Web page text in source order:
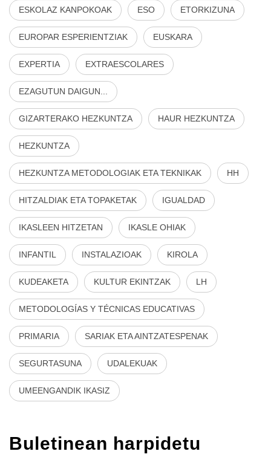
ESKOLAZ KANPOKOAK ESO ETORKIZUNA
EUROPAR ESPERIENTZIAK EUSKARA
EXPERTIA EXTRAESCOLARES
EZAGUTUN DAIGUN...
GIZARTERAKO HEZKUNTZA HAUR HEZKUNTZA
HEZKUNTZA
HEZKUNTZA METODOLOGIAK ETA TEKNIKAK HH
HITZALDIAK ETA TOPAKETAK IGUALDAD
IKASLEEN HITZETAN IKASLE OHIAK
INFANTIL INSTALAZIOAK KIROLA
KUDEAKETA KULTUR EKINTZAK LH
METODOLOGÍAS Y TÉCNICAS EDUCATIVAS
PRIMARIA SARIAK ETA AINTZATESPENAK
SEGURTASUNA UDALEKUAK
UMEENGANDIK IKASIZ
Buletinean harpidetu